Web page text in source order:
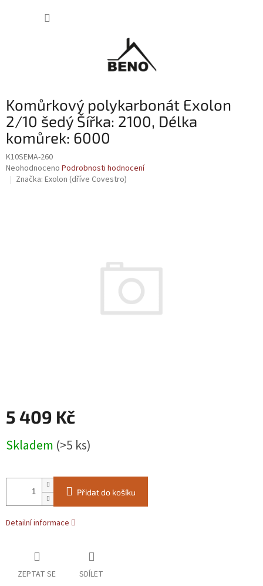
Komůrkový polykarbonát Exolon
2/10 šedý Šířka: 2100, Délka
komůrek: 6000
K10SEMA-260
Průměrné
hodnocení
Neohodnoceno Podrobnosti hodnocení
Značka: Exolon (dříve Covestro)
5 409 Kč
cena:
Skladem (>5 ks)
Přidat do košíku
Detailní informace
ZEPTAT SE SDÍLET